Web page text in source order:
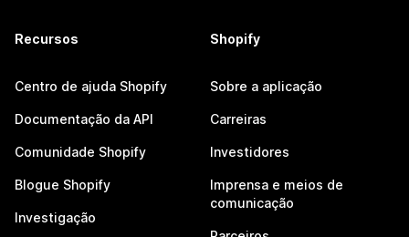
Recursos
Centro de ajuda Shopify
Documentação da API
Comunidade Shopify
Blogue Shopify
Investigação
Shopify
Sobre a aplicação
Carreiras
Investidores
Imprensa e meios de
comunicação